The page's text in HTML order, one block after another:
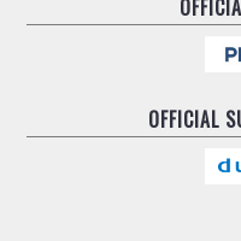
OFFICIAL